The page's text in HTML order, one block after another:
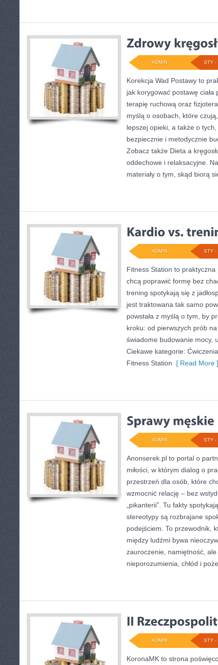
STY -
ADMIN
Korekcja Wad Postawy to
jak korygować postawę
terapię ruchową oraz
myślą o osobach, które
lepszej opieki, a także o tych,
bezpiecznie i metodycznie
Zobacz także Dieta a
oddechowe i relaksacyjne.
materiały o tym, skąd biorą
STY -
ADMIN
Fitness Station to
chcą poprawić formę bez
trening spotykają się z
jest traktowana tak samo
powstała z myślą o tym, by
kroku: od pierwszych prób
świadome budowanie mocy,
Ciekawe kategorie:
Fitness Station [ Read More ]
STY -
ADMIN
Anonserek.pl to portal o
miłości, w którym dialog o
przestrzeń dla osób, które
wzmocnić relację – bez
„pikanterii”. Tu fakty
stereotypy są rozbrajane
podejściem. To przewodnik,
między ludźmi bywa
zauroczenie, namiętność,
nieporozumienia, chłód i
STY -
ADMIN
KoronaMK to strona